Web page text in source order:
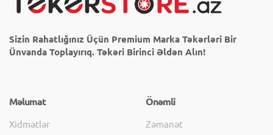
Sizin Rahatlığınız Üçün Premium Marka Təkərləri Bir
Ünvanda Toplayırıq. Təkəri Birinci Əldən Alın!
Məlumat
Xidmətlər
Önəmli
Zəmanət